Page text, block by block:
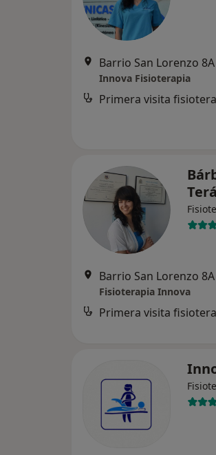
Innova Fisioterapia
Primera visita
Fisioterapia Innova
Primera visita